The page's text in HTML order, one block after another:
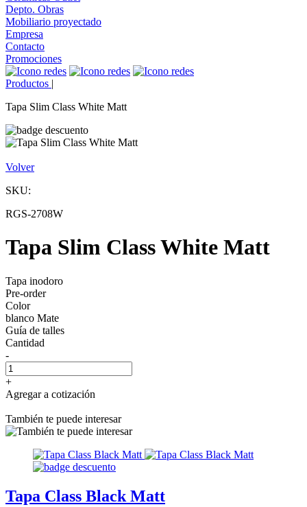
Depto. Obras
Mobiliario proyectado
Empresa
Contacto
Promociones
Productos |
Tapa Slim Class White Matt
Volver
SKU:
RGS-2708W
Tapa Slim Class White Matt
Tapa inodoro
Pre-order
Color
blanco Mate
Guía de talles
Cantidad
-
+
Agregar a cotización
También te puede interesar
Tapa Class Black Matt